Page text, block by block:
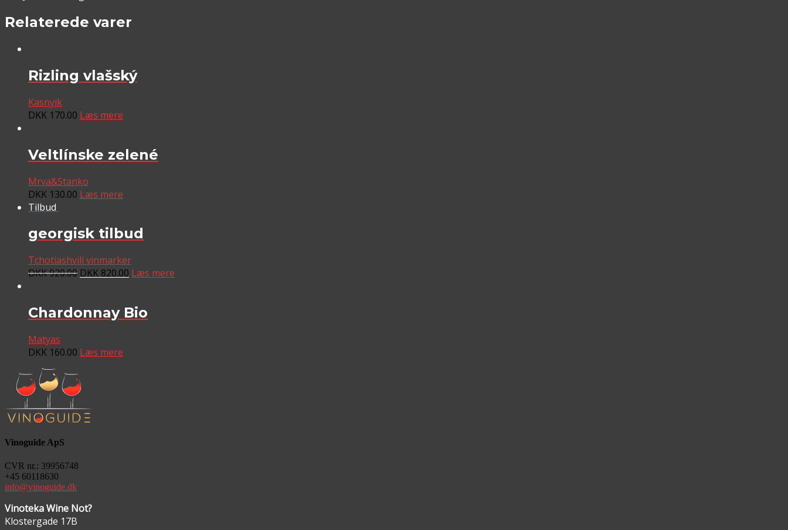
Relaterede varer
Rizling vlašský
Kasnyik
DKK 170.00 Læs mere
Veltlínske zelené
Mrva&Stanko
DKK 130.00 Læs mere
Tilbud
georgisk tilbud
Tchotiashvili vinmarker
DKK920.00 DKK 820.00 Læs mere
Chardonnay Bio
Matyas
DKK 160.00 Læs mere
Vinoguide ApS
CVR nr.: 39956748
+45 60118630
info@vinoguide.dk
Vinoteka Wine Not?
Klostergade 17B